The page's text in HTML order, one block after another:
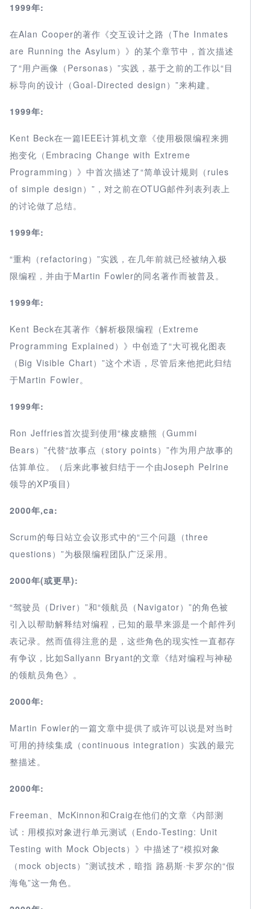
1999年:
在Alan Cooper的著作《交互设计之路（The Inmates
are Running the Asylum）》的某个章节中，首次描述
了“用户画像（Personas）”实践，基于之前的工作以“目
标导向的设计（Goal-Directed design）”来构建。
1999年:
Kent Beck在一篇IEEE计算机文章《使用极限编程来拥
抱变化（Embracing Change with Extreme
Programming）》中首次描述了“简单设计规则（rules
of simple design）”，对之前在OTUG邮件列表列表上
的讨论做了总结。
1999年:
“重构（refactoring）”实践，在几年前就已经被纳入极
限编程，并由于Martin Fowler的同名著作而被普及。
1999年:
Kent Beck在其著作《解析极限编程（Extreme
Programming Explained）》中创造了“大可视化图表
（Big Visible Chart）”这个术语，尽管后来他把此归结
于Martin Fowler。
1999年:
Ron Jeffries首次提到使用“橡皮糖熊（Gummi
Bears）”代替“故事点（story points）”作为用户故事的
估算单位。（后来此事被归结于一个由Joseph Pelrine
领导的XP项目)
2000年,ca:
Scrum的每日站立会议形式中的“三个问题（three
questions）”为极限编程团队广泛采用。
2000年(或更早):
“驾驶员（Driver）”和“领航员（Navigator）”的角色被
引入以帮助解释结对编程，已知的最早来源是一个邮件列
表记录。然而值得注意的是，这些角色的现实性一直都存
有争议，比如Sallyann Bryant的文章《结对编程与神秘
的领航员角色》。
2000年:
Martin Fowler的一篇文章中提供了或许可以说是对当时
可用的持续集成（continuous integration）实践的最完
整描述。
2000年:
Freeman、McKinnon和Craig在他们的文章《内部测
试：用模拟对象进行单元测试（Endo-Testing: Unit
Testing with Mock Objects）》中描述了“模拟对象
（mock objects）”测试技术，暗指 路易斯·卡罗尔的“假
海龟”这一角色。